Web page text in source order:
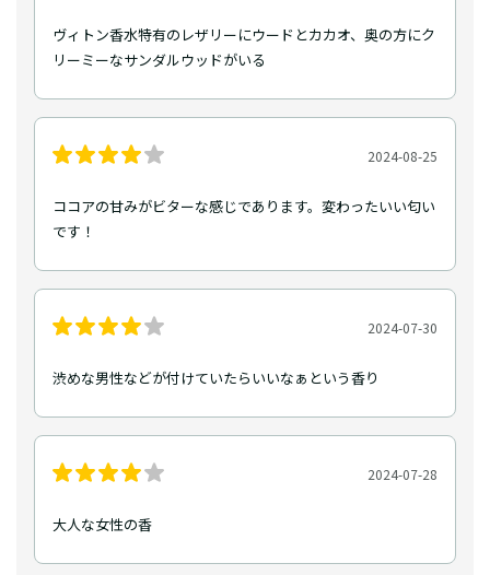
ヴィトン香水特有のレザリーにウードとカカオ、奥の方にク
リーミーなサンダルウッドがいる
2024-08-25
ココアの甘みがビターな感じであります。変わったいい匂い
です！
2024-07-30
渋めな男性などが付けていたらいいなぁという香り
2024-07-28
大人な女性の香